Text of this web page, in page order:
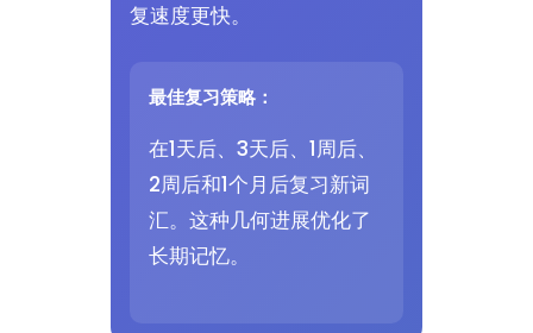
复速度更快。
最佳复习策略：
在1天后、3天后、1周后、
2周后和1个月后复习新词
汇。这种几何进展优化了
长期记忆。